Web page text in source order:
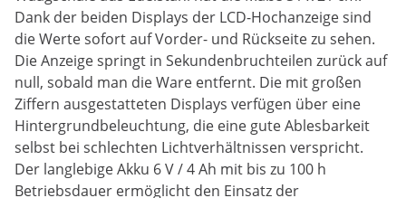
Dank der beiden Displays der LCD-Hochanzeige sind
die Werte sofort auf Vorder- und Rückseite zu sehen.
Die Anzeige springt in Sekundenbruchteilen zurück auf
null, sobald man die Ware entfernt. Die mit großen
Ziffern ausgestatteten Displays verfügen über eine
Hintergrundbeleuchtung, die eine gute Ablesbarkeit
selbst bei schlechten Lichtverhältnissen verspricht.
Der langlebige Akku 6 V / 4 Ah mit bis zu 100 h
Betriebsdauer ermöglicht den Einsatz der